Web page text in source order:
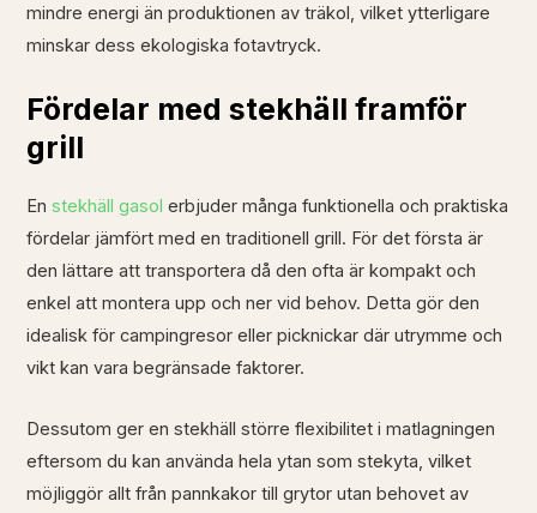
mindre energi än produktionen av träkol, vilket ytterligare
minskar dess ekologiska fotavtryck.
Fördelar med stekhäll framför
grill
Enstekhäll gasol erbjuder många funktionella och praktiska
fördelar jämfört med en traditionell grill. För det första är
den lättare att transportera då den ofta är kompakt och
enkel att montera upp och ner vid behov. Detta gör den
idealisk för campingresor eller picknickar där utrymme och
vikt kan vara begränsade faktorer.
Dessutom ger en stekhäll större flexibilitet i matlagningen
eftersom du kan använda hela ytan som stekyta, vilket
möjliggör allt från pannkakor till grytor utan behovet av